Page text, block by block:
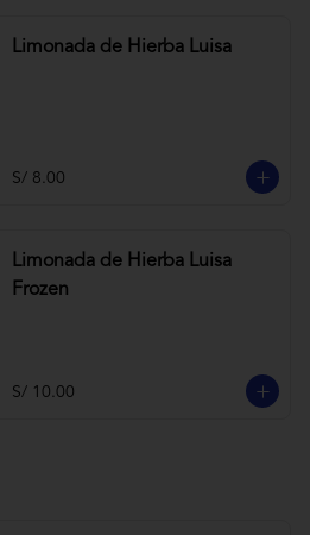
Limonada de Hierba Luisa
S/ 8.00
Limonada de Hierba Luisa
Frozen
S/ 10.00